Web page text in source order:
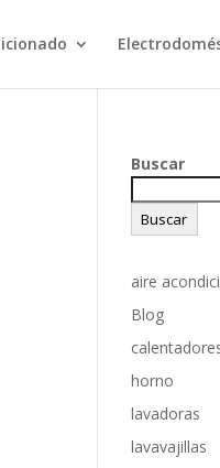
Buscar
Buscar
aire
Blog
horno
lavadoras
lavavajillas